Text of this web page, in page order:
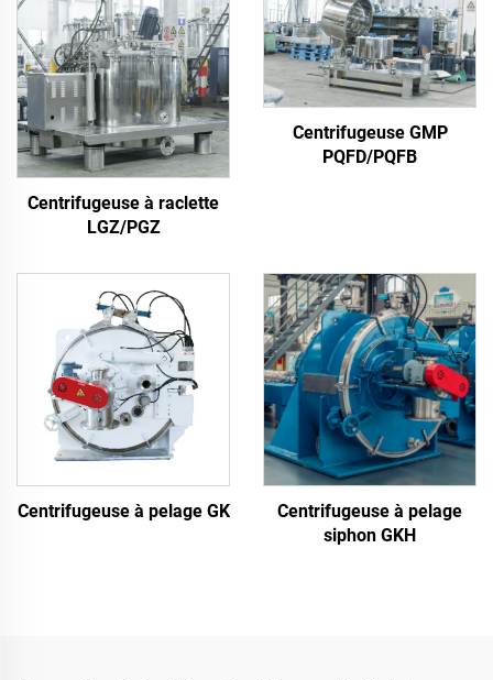
Centrifugeuse à raclette
LGZ/PGZ
Centrifugeuse GMP
PQFD/PQFB
Centrifugeuse à pelage GK
Centrifugeuse à pelage
siphon GKH